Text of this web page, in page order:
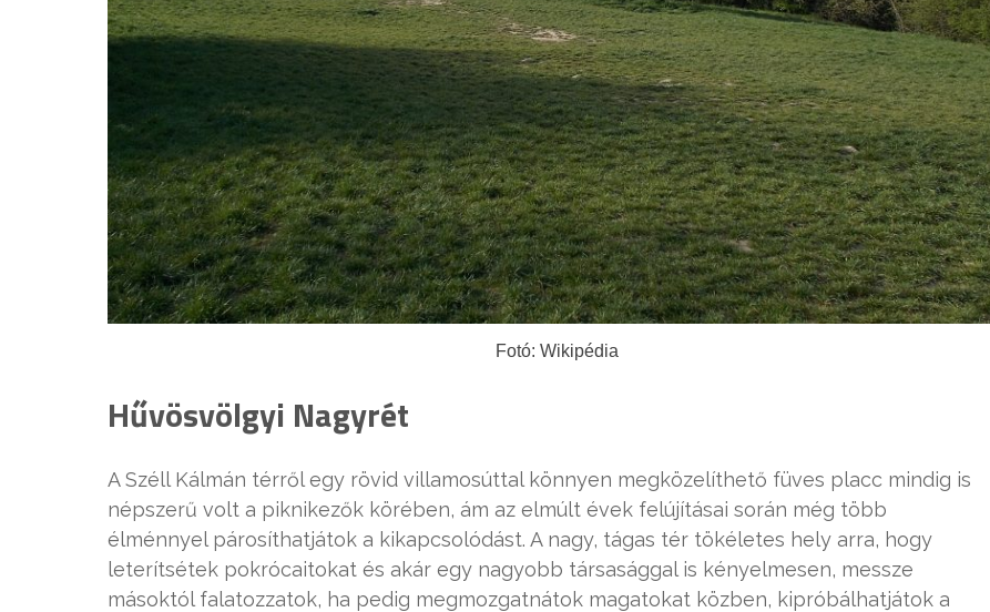
Fotó: Wikipédia
Hűvösvölgyi Nagyrét
A Széll Kálmán térről egy rövid villamosúttal könnyen megközelíthető füves placc mindig is
népszerű volt a piknikezők körében, ám az elmúlt évek felújításai során még több
élménnyel párosíthatjátok a kikapcsolódást. A nagy, tágas tér tökéletes hely arra, hogy
leterítsétek pokrócaitokat és akár egy nagyobb társasággal is kényelmesen, messze
másoktól falatozzatok, ha pedig megmozgatnátok magatokat közben, kipróbálhatjátok a